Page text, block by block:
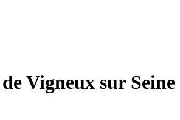
Vigneux sur Seine